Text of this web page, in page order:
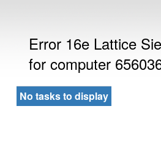
Error 16e Lattice
for computer
No tasks to display